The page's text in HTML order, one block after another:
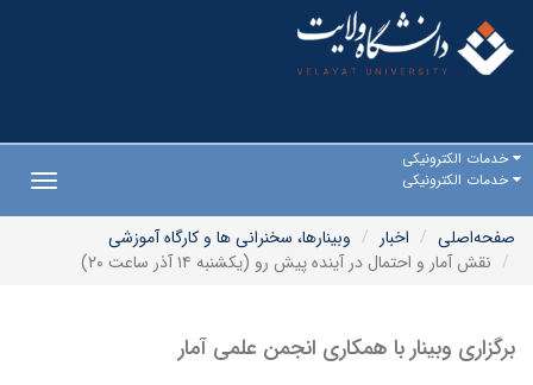
خدمات الکترونیکی
خدمات الکترونیکی
صفحه‌اصلی
اخبار
وبینارها، سخنرانی ها و کارگاه آموزشی
نقش آمار و احتمال در آینده پیش رو (یکشنبه ۱۴ آذر ساعت ۲۰)
برگزاری وبینار با همکاری انجمن علمی آمار